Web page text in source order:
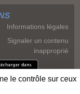
Informations légales
Signaler un contenu
inapproprié
le contrôle sur ceux